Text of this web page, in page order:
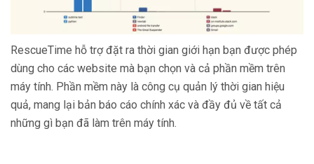
RescueTime hỗ trợ đặt ra thời gian giới hạn bạn được phép
dùng cho các website mà bạn chọn và cả phần mềm trên
máy tính. Phần mềm này là công cụ quản lý thời gian hiệu
quả, mang lại bản báo cáo chính xác và đầy đủ về tất cả
những gì bạn đã làm trên máy tính.